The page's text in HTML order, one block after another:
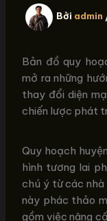
Bởi admin
Bản đồ quy
mở ra những
thay đổi diện
chiến lược phát
Quy hoạch
hình tương lai
chú ý từ các
này phác thảo
gồm việc nâng